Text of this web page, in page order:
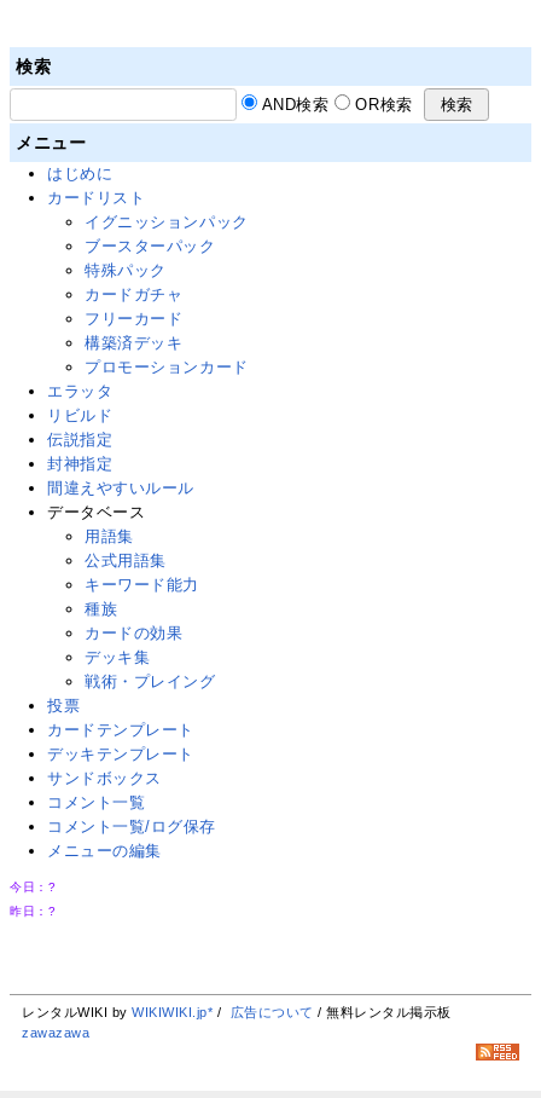
検索
AND検索 OR検索
メニュー
はじめに
カードリスト
イグニッションパック
ブースターパック
特殊パック
カードガチャ
フリーカード
構築済デッキ
プロモーションカード
エラッタ
リビルド
伝説指定
封神指定
間違えやすいルール
データベース
用語集
公式用語集
キーワード能力
種族
カードの効果
デッキ集
戦術・プレイング
投票
カードテンプレート
デッキテンプレート
サンドボックス
コメント一覧
コメント一覧/ログ保存
メニューの編集
今日： ?
昨日： ?
レンタルWIKI byWIKIWIKI.jp* / 広告について / 無料レンタル掲示板
zawazawa